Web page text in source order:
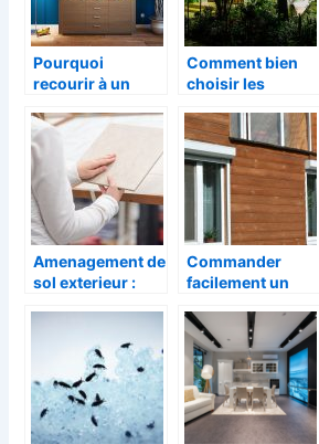
Pourquoi
recourir à un
d’intérieur ou
designer
d’intérieur à
Bordeaux ?
Comment bien
choisir les
extérieures
Amenagement de
sol exterieur :
carreaux a la
mode ?
Commander
facilement un
votre maison